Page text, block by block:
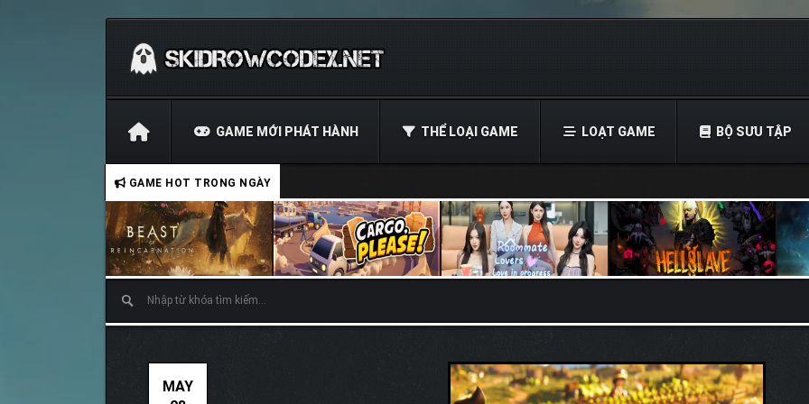
GAME MỚI PHÁT HÀNH THỂ LOẠI GAME LOẠT GAME BỘ SƯU TẬP
GAME HOT TRONG NGÀY
MAY